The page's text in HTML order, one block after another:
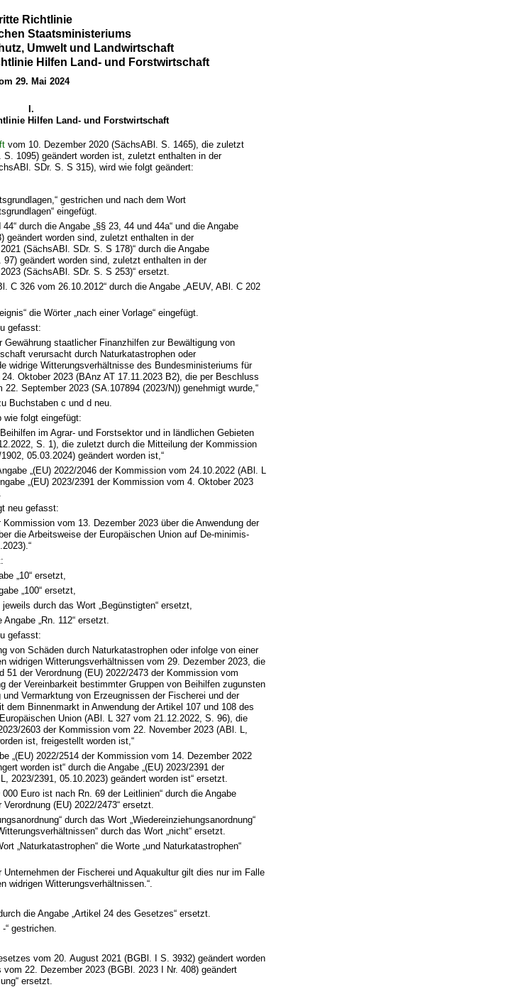
Richtlinie
Staatsministeriums
Umwelt und Landwirtschaft
Hilfen Land- und Forstwirtschaft
29. Mai 2024
I.
Hilfen Land- und Forstwirtschaft
vom 10. Dezember 2020 (SächsABl. S. 1465), die zuletzt
1095) geändert worden ist, zuletzt enthalten in der
SDr. S. S 315), wird wie folgt geändert:
gestrichen und nach dem Wort
eingefügt.
durch die Angabe „§§ 23, 44 und 44a“ und die Angabe
geändert worden sind, zuletzt enthalten in der
(SächsABl. SDr. S. S 178)“ durch die Angabe
97) geändert worden sind, zuletzt enthalten in der
(SächsABl. SDr. S. S 253)“ ersetzt.
C 326 vom 26.10.2012“ durch die Angabe „AEUV, ABl. C 202
die Wörter „nach einer Vorlage“ eingefügt.
gefasst:
Gewährung staatlicher Finanzhilfen zur Bewältigung von
verursacht durch Naturkatastrophen oder
widrige Witterungsverhältnisse des Bundesministeriums für
Oktober 2023 (BAnz AT 17.11.2023 B2), die per Beschluss
September 2023 (SA.107894 (2023/N)) genehmigt wurde,“
Buchstaben c und d neu.
wie folgt eingefügt:
im Agrar- und Forstsektor und in ländlichen Gebieten
S. 1), die zuletzt durch die Mitteilung der Kommission
05.03.2024) geändert worden ist,“
„(EU) 2022/2046 der Kommission vom 24.10.2022 (ABl. L
„(EU) 2023/2391 der Kommission vom 4. Oktober 2023
neu gefasst:
Kommission vom 13. Dezember 2023 über die Anwendung der
die Arbeitsweise der Europäischen Union auf De-minimis-
„10“ ersetzt,
„100“ ersetzt,
durch das Wort „Begünstigten“ ersetzt,
„Rn. 112“ ersetzt.
gefasst:
von Schäden durch Naturkatastrophen oder infolge von einer
widrigen Witterungsverhältnissen vom 29. Dezember 2023, die
51 der Verordnung (EU) 2022/2473 der Kommission vom
der Vereinbarkeit bestimmter Gruppen von Beihilfen zugunsten
Vermarktung von Erzeugnissen der Fischerei und der
dem Binnenmarkt in Anwendung der Artikel 107 und 108 des
Union (ABl. L 327 vom 21.12.2022, S. 96), die
2603 der Kommission vom 22. November 2023 (ABl. L,
ist, freigestellt worden ist,“
„(EU) 2022/2514 der Kommission vom 14. Dezember 2022
worden ist“ durch die Angabe „(EU) 2023/2391 der
2023/2391, 05.10.2023) geändert worden ist“ ersetzt.
Euro ist nach Rn. 69 der Leitlinien“ durch die Angabe
(EU) 2022/2473“ ersetzt.
durch das Wort „Wiedereinziehungsanordnung“
durch das Wort „nicht“ ersetzt.
„Naturkatastrophen“ die Worte „und Naturkatastrophen“
der Fischerei und Aquakultur gilt dies nur im Falle
widrigen Witterungsverhältnissen.“.
die Angabe „Artikel 24 des Gesetzes“ ersetzt.
“ gestrichen.
vom 20. August 2021 (BGBl. I S. 3932) geändert worden
vom 22. Dezember 2023 (BGBl. 2023 I Nr. 408) geändert
ersetzt.